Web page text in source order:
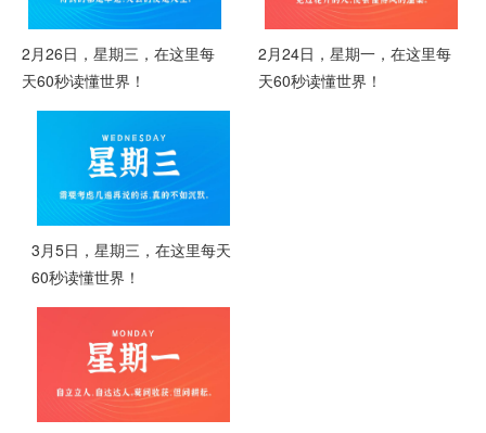
2月26日，星期三，在这里每
天60秒读懂世界！
2月24日，星期一，在这里每
天60秒读懂世界！
3月5日，星期三，在这里每天
60秒读懂世界！